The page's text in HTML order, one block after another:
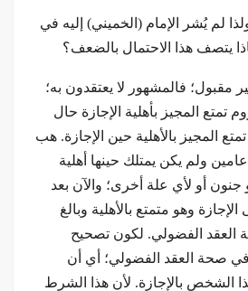
لم يُشر الإمام (الخميني) إليه في
يتصف هذا الاحتمال بالضعف؟
مقبول؛ فالمشهور لا يعتقدون به؛
تمتع المجيز بأهلية الإجازة حال
المجيز بالأهلية حين الإجازة. هب
ولم يكن يمتلك حينها أهلية
جنون أو لأي علة أخرى؛ والآن بعد
وهو متمتع بالأهلية وبالغ
العقد الفضولي. لكون تصحيح
في صحة العقد الفضولي؛ أي أن
الشخص بالإجازة. لأن هذا الشرط